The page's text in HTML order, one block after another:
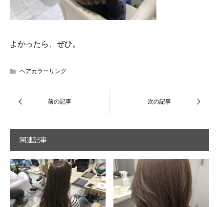
よかったら、ぜひ。
ヘアカラーリング
関連記事